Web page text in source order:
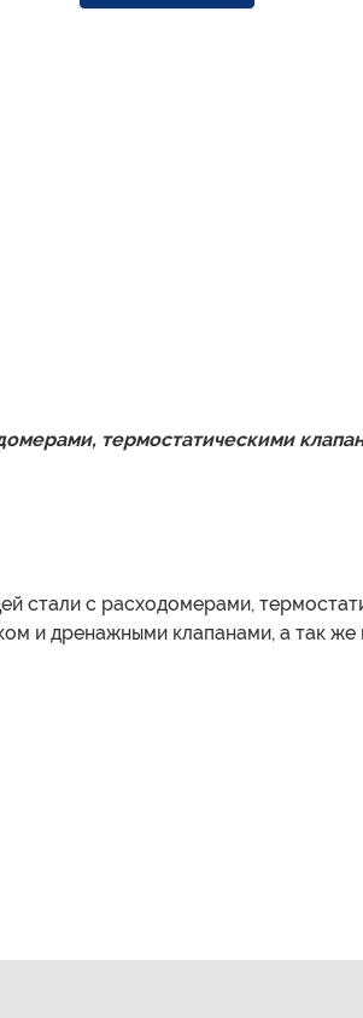
термостатическими
стали с расходомерами,
и дренажными клапанами, а так же